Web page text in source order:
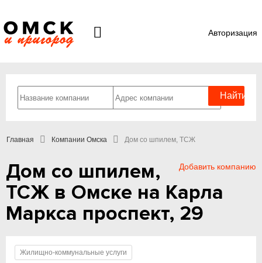
Авторизация
Главная Компании Омска Дом со шпилем, ТСЖ
Добавить компанию
Дом со шпилем,
ТСЖ в Омске на Карла
Маркса проспект, 29
Жилищно-коммунальные услуги